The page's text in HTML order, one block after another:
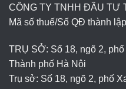
CÔNG TY TNHH ĐẦU TƯ
Mã số thuế/Số QĐ thành
TRỤ SỞ: Số 18, ngõ 2,
Thành phố Hà Nội
Trụ sở: Số 18, ngõ 2, phố